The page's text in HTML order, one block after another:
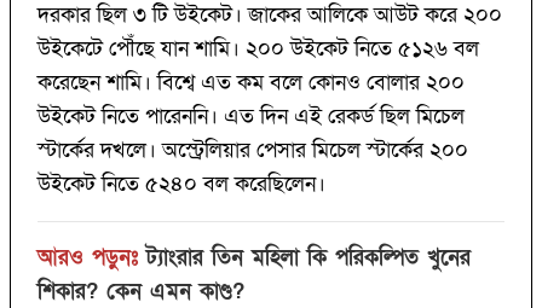
দরকার ছিল ৩ টি উইকেট। জাকের আলিকে আউট করে ২০০
উইকেটে পৌঁছে যান শামি। ২০০ উইকেট নিতে ৫১২৬ বল
করেছেন শামি। বিশ্বে এত কম বলে কোনও বোলার ২০০
উইকেট নিতে পারেননি। এত দিন এই রেকর্ড ছিল মিচেল
স্টার্কের দখলে। অস্ট্রেলিয়ার পেসার মিচেল স্টার্কের ২০০
উইকেট নিতে ৫২৪০ বল করেছিলেন।
আরও পড়ুনঃ ট্যাংরার তিন মহিলা কি পরিকল্পিত খুনের
শিকার? কেন এমন কাণ্ড?